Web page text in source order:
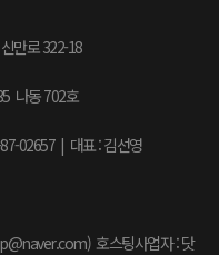
만로 322-18
나동 702호
02657 | 대표 : 김선영
호스팅사업자 : 닷